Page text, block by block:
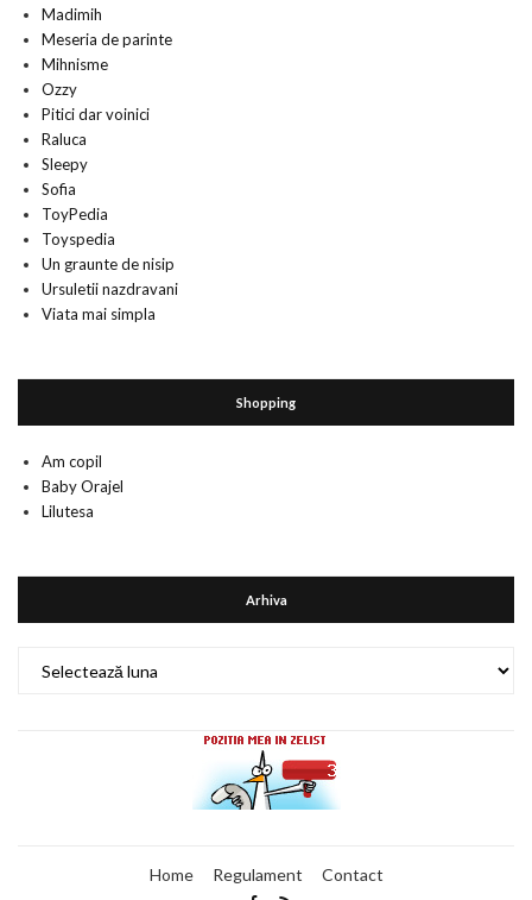
Madimih
Meseria de parinte
Mihnisme
Ozzy
Pitici dar voinici
Raluca
Sleepy
Sofia
ToyPedia
Toyspedia
Un graunte de nisip
Ursuletii nazdravani
Viata mai simpla
Shopping
Am copil
Baby Orajel
Lilutesa
Arhiva
Home Regulament Contact